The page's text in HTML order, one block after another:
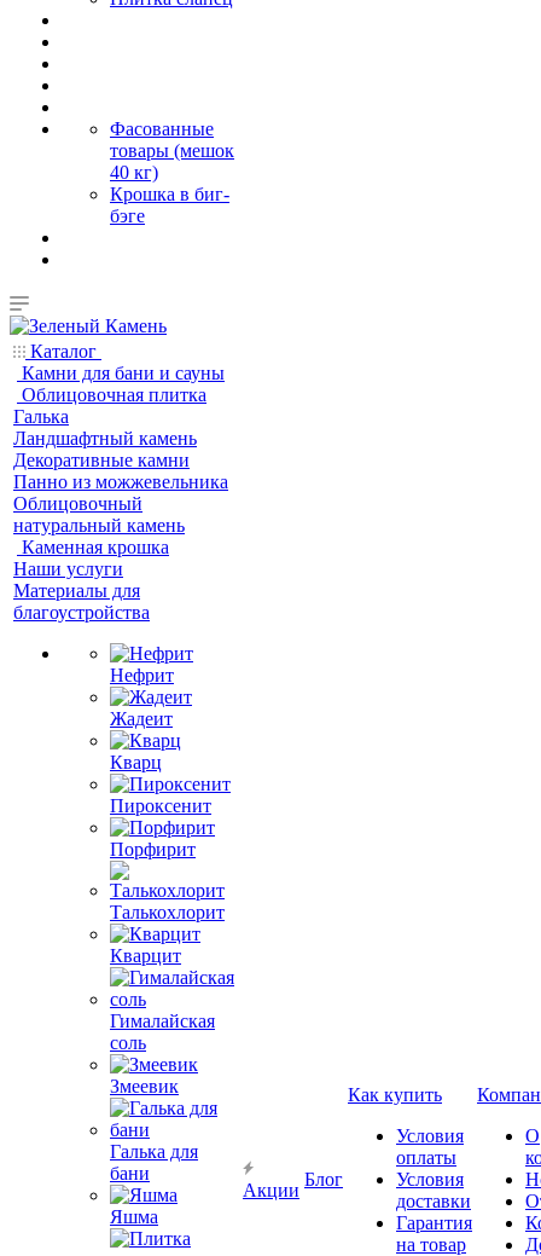
Фасованные
товары (мешок
40 кг)
Крошка в биг-
бэге
Каталог
Камни для бани и сауны
Облицовочная плитка
Галька
Ландшафтный камень
Декоративные камни
Панно из можжевельника
Облицовочный
натуральный камень
Каменная крошка
Наши услуги
Материалы для
благоустройства
Нефрит
Жадеит
Кварц
Пироксенит
Порфирит
Талькохлорит
Кварцит
Гималайская
соль
Змеевик
Галька для
бани
Яшма
Акции
Блог
Как купить
Условия
оплаты
Условия
доставки
Гарантия
на товар
О